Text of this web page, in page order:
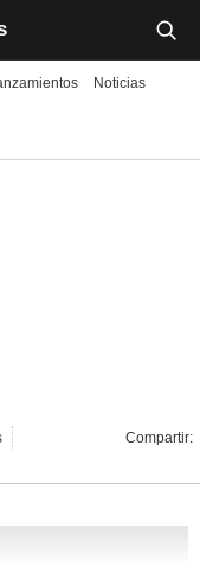
Crear cuenta
Noticias
Compartir: